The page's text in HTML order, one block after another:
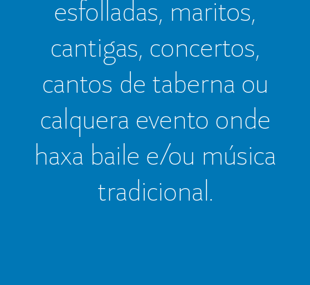
esfolladas, maritos,
cantigas, concertos,
cantos de taberna ou
calquera evento onde
haxa baile e/ou música
tradicional.